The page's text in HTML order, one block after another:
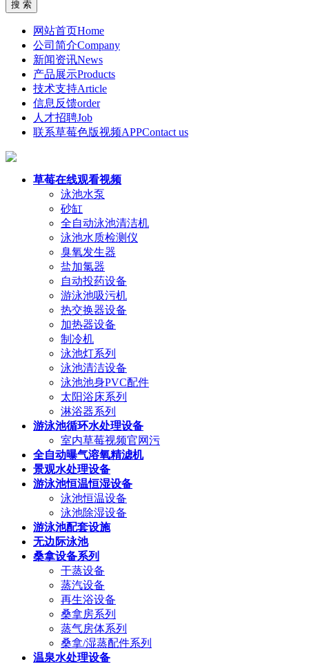
网站首页Home
公司简介Company
新闻资讯News
产品展示Products
技术支持Article
信息反馈order
人才招聘Job
联系草莓色版视频APPContact us
草莓在线观看视频
泳池水泵
砂缸
全自动泳池清洁机
泳池水质检测仪
臭氧发生器
盐加氯器
自动投药设备
游泳池吸污机
热交换器设备
加热器设备
制冷机
泳池灯系列
泳池清洁设备
泳池池身PVC配件
太阳浴床系列
淋浴器系列
游泳池循环水处理设备
室内草莓视频官网污
全自动曝气溶氧精滤机
景观水处理设备
游泳池恒温恒湿设备
泳池恒温设备
泳池除湿设备
游泳池配套设施
无边际泳池
桑拿设备系列
干蒸设备
蒸汽设备
再生浴设备
桑拿房系列
蒸气房体系列
桑拿/湿蒸配件系列
温泉水处理设备